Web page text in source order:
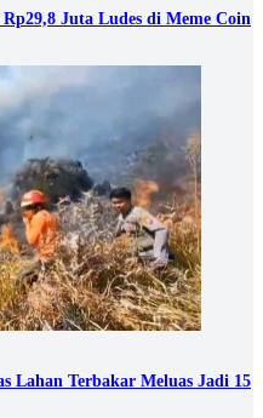
Juta Ludes di Meme Coin
Lahan Terbakar Meluas Jadi 15